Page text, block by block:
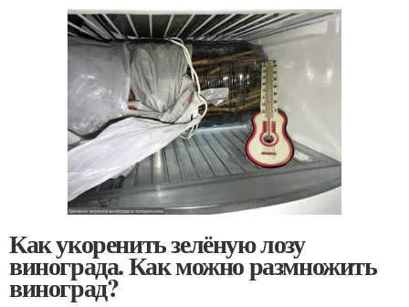
Как укоренить зелёную лозу
винограда. Как можно размножить
виноград?